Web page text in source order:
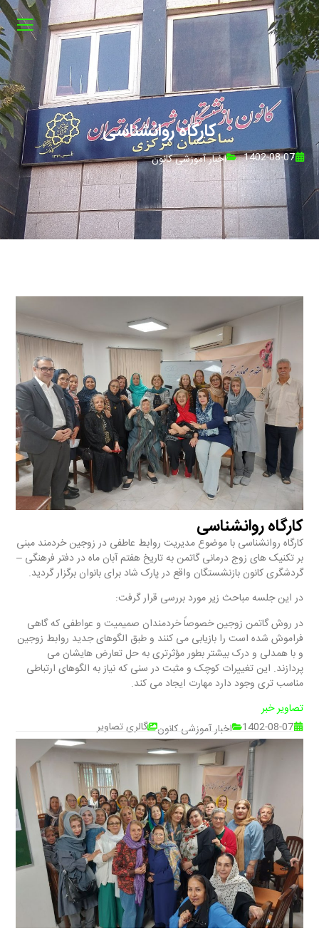
کارگاه روانشناسی
1402-08-07 اخبار آموزشی کانون
کارگاه روانشناسی
کارگاه روانشناسی با موضوع مدیریت روابط عاطفی در زوجین خردمند مبنی
بر تکنیک های زوج درمانی گاتمن به تاریخ هفتم آبان‌‌ ماه در دفتر فرهنگی –
گردشگری کانون بازنشستگان واقع در پارک شاد برای بانوان برگزار گردید.
در این جلسه مباحث زیر مورد بررسی قرار گرفت:
در روش گاتمن زوجین خصوصاً خردمندان صمیمیت و عواطفی که گاهی
فراموش شده است را بازیابی می کنند و طبق الگوهای جدید روابط زوجین
و با همدلی و درک بیشتر بطور مؤثرتری به حل تعارض هایشان می
پردازند. این تغییرات کوچک و مثبت در سنی که نیاز به الگوهای ارتباطی
مناسب تری وجود دارد مهارت ایجاد می کند.
تصاویر خبر
1402-08-07
اخبار آموزشی کانون گالری تصاویر